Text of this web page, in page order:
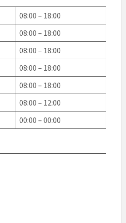
08:00 – 18:00
08:00 – 18:00
08:00 – 18:00
08:00 – 18:00
08:00 – 18:00
08:00 – 12:00
00:00 – 00:00